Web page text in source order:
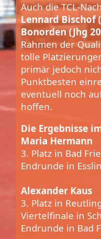
Auch die TCL-
Lennard Bischof
Bonorden (Jhg
Rahmen der
tolle
primär jedoch
Punktbesten
eventuell noch
hoffen.
Die Ergebnisse
Maria Hermann
3. Platz in Bad
Endrunde in
Alexander Kaus
3. Platz in
Viertelfinale in
Endrunde in Bad